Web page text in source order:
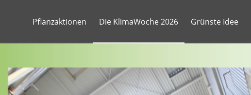
Pflanzaktionen Die KlimaWoche 2026 Grünste Idee